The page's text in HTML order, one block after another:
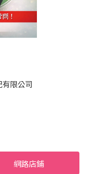
20 年
限公司
網路店鋪